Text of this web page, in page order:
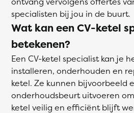
specialisten bij jou in de buurt.
Wat kan een CV-ketel
betekenen?
Een CV-ketel specialist kan je
installeren, onderhouden en
ketel. Ze kunnen bijvoorbeeld
onderhoudsbeurt uitvoeren
ketel veilig en efficiënt blijft